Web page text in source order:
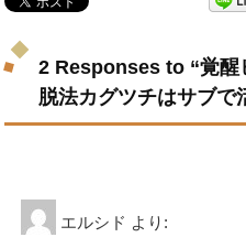
2 Responses to “覚醒
脱法カグツチはサブで
エルシド より: